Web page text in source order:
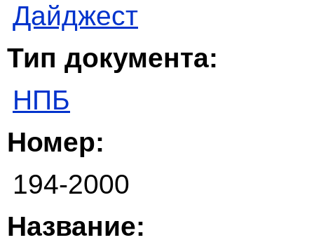
Дайджест
Тип документа:
НПБ
Номер:
194-2000
Название: